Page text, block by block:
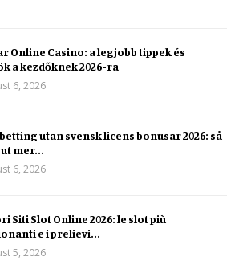
Online Casino: a legjobb tippek és
a kezdőknek 2026-ra
6, 2026
utan svensk licens bonusar 2026: så
mer...
6, 2026
Siti Slot Online 2026: le slot più
e i prelievi...
5, 2026